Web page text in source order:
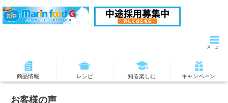
商品情報 レシピ 知る楽しむ キャンペーン
お客様の声